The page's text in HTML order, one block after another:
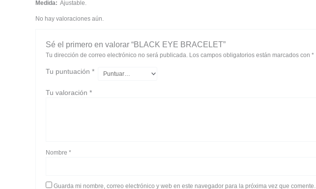
Medida: Ajustable.
No hay valoraciones aún.
Sé el primero en valorar “BLACK EYE BRACELET”
Tu dirección de correo electrónico no será publicada. Los campos obligatorios están marcados con*
Tu puntuación*
Tu valoración*
Nombre*
Guarda mi nombre, correo electrónico y web en este navegador para la próxima vez que comente.